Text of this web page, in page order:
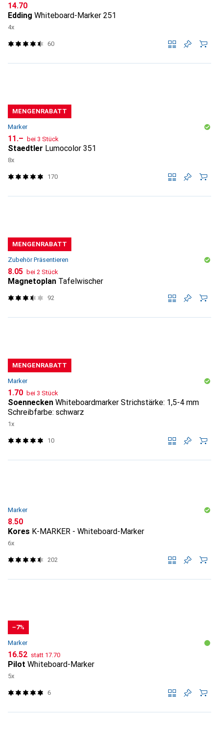
CHF
14.70
Edding Whiteboard-Marker 251
4x
60
MENGENRABATT
Marker
CHF
11.– bei 3 Stück
Staedtler Lumocolor 351
8x
170
MENGENRABATT
Zubehör Präsentieren
CHF
8.05 bei 2 Stück
Magnetoplan Tafelwischer
92
MENGENRABATT
Marker
CHF
1.70 bei 3 Stück
Soennecken Whiteboardmarker Strichstärke: 1,5-4 mm
Schreibfarbe: schwarz
1x
10
Marker
CHF
8.50
Kores K-MARKER - Whiteboard-Marker
6x
202
−7%
Marker
CHF
16.52 statt CHF
17.70
Pilot Whiteboard-Marker
5x
6